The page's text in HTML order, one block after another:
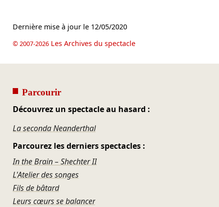
Dernière mise à jour le 12/05/2020
© 2007-2026Les Archives du spectacle
Parcourir
Découvrez un spectacle au hasard :
La seconda Neanderthal
Parcourez les derniers spectacles :
In the Brain – Shechter II
L'Atelier des songes
Fils de bâtard
Leurs cœurs se balancer